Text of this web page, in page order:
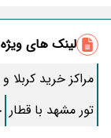
طرز تهیه سالاد
طرز تهیه پاستا با
جواب کامل اسم
ماه قرمز نشانه آخر
لینک های ویژه
مراکز خرید کربلا
تور مشهد با قطار